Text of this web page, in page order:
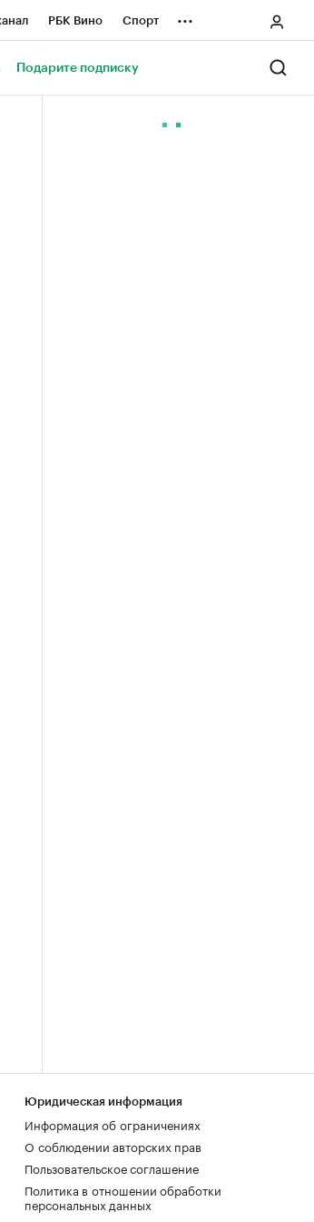
РБК Вино Спорт
Город
...
Подарите подписку
Юридическая информация
Информация об ограничениях
О соблюдении авторских прав
Пользовательское соглашение
Политика в отношении обработки
персональных данных